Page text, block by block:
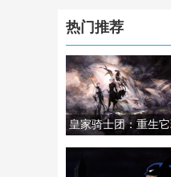
热门推荐
皇家骑士团：重生
PS5/PS4/PC/